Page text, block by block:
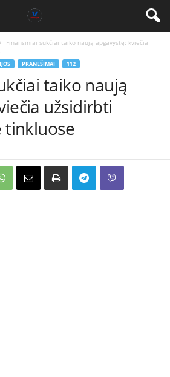
Finansiniai sukčiai taiko naują apgavystę: kviečia
PRANEŠIMAI 112
taiko naują
užsidirbti
tinkluose